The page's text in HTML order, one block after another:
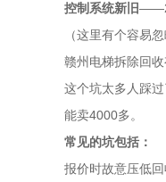
控制系统新旧
（这里有个容易
赣州电梯拆除回
这个坑太多人踩
能卖4000多。
常见的坑包括：
报价时故意压低